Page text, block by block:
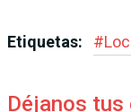
Etiquetas: #
Déjanos tus